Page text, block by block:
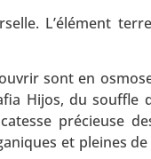
L’élément
sont en
Hijos, du
précieuse
et pleines